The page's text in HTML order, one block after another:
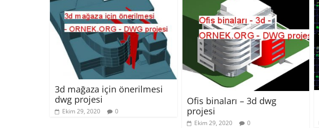
3d mağaza için önerilmesi
dwg projesi
Ekim 29, 2020 0
Ofis binaları – 3d dwg
projesi
Ekim 29, 2020 0